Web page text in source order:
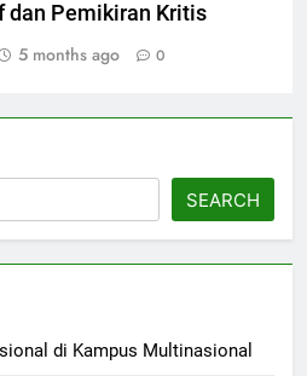
dan Pemikiran Kritis
5 months ago 0
SEARCH
di Kampus Multinasional